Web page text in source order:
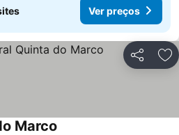
Ver preços
Partilhar
Marco